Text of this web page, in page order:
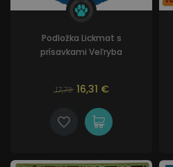
Podložka Lickmat s
prísavkami Veľryba
17,73 16,31 €